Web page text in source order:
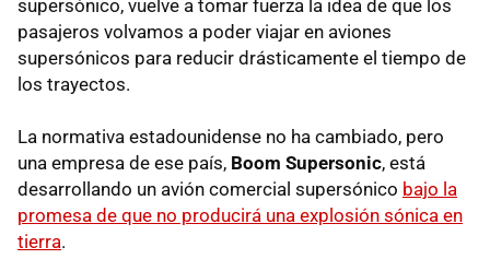
supersónico, vuelve a tomar fuerza la idea de que los
pasajeros volvamos a poder viajar en aviones
supersónicos para reducir drásticamente el tiempo de
los trayectos.
La normativa estadounidense no ha cambiado, pero
una empresa de ese país, Boom Supersonic, está
desarrollando un avión comercial supersónico bajo la
promesa de que no producirá una explosión sónica en
tierra.